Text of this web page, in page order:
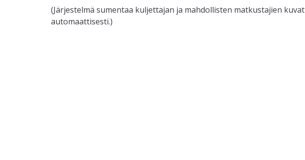
(Järjestelmä sumentaa kuljettajan ja mahdollisten matkustajien kuvat
automaattisesti.)